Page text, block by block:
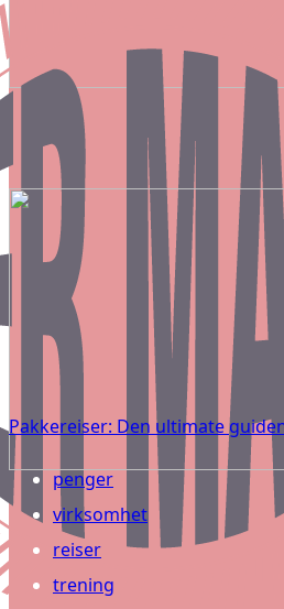
Pakkereiser: Den ultimate
penger
virksomhet
reiser
trening